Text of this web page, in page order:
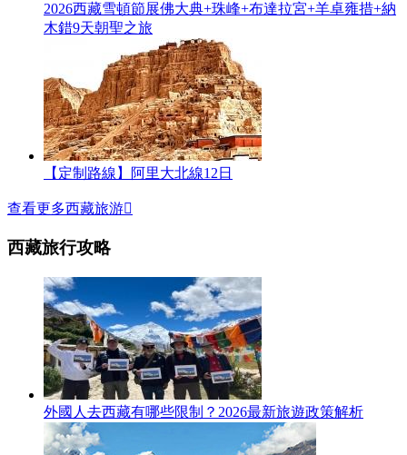
2026西藏雪頓節展佛大典+珠峰+布達拉宮+羊卓雍措+納
木錯9天朝聖之旅
【定制路線】阿里大北線12日
查看更多西藏旅游
西藏旅行攻略
外國人去西藏有哪些限制？2026最新旅遊政策解析